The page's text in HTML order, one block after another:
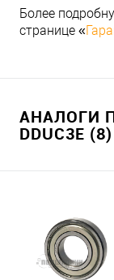
Более
странице «
АНАЛОГИ
DDUC3E (8)